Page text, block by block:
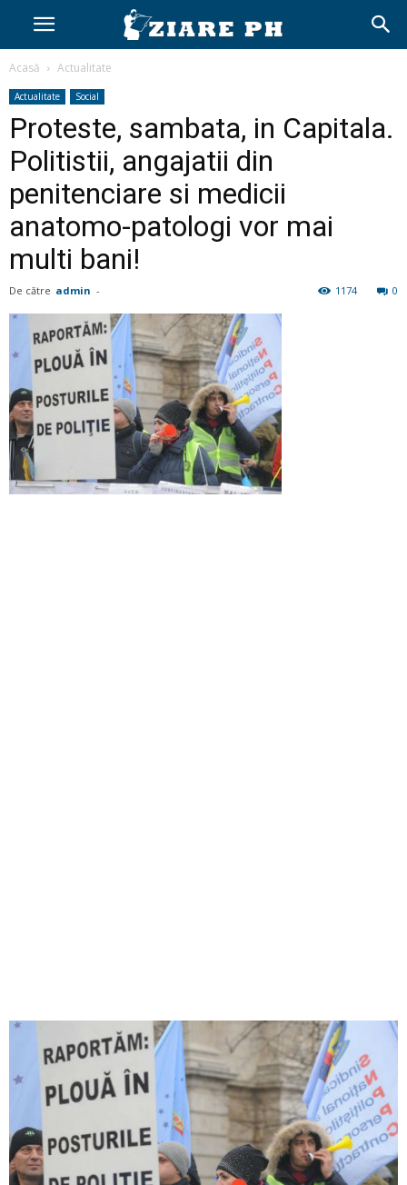
Acasă Actualitate
Actualitate Social
Proteste, sambata, in Capitala.
Politistii, angajatii din
penitenciare si medicii
anatomo-patologi vor mai
multi bani!
De către admin - 0
1174